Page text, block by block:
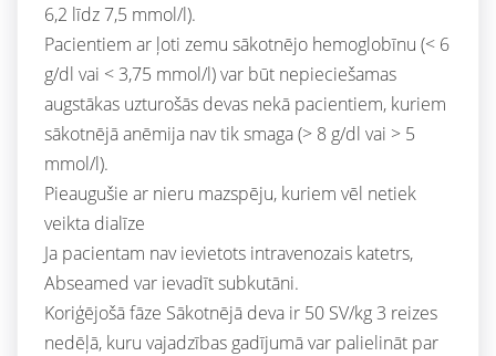
6,2 līdz 7,5 mmol/l).
Pacientiem ar ļoti zemu sākotnējo hemoglobīnu (< 6
g/dl vai < 3,75 mmol/l) var būt nepieciešamas
augstākas uzturošās devas nekā pacientiem, kuriem
sākotnējā anēmija nav tik smaga (> 8 g/dl vai > 5
mmol/l).
Pieaugušie ar nieru mazspēju, kuriem vēl netiek
veikta dialīze
Ja pacientam nav ievietots intravenozais katetrs,
Abseamed var ievadīt subkutāni.
Koriģējošā fāze Sākotnējā deva ir 50 SV/kg 3 reizes
nedēļā, kuru vajadzības gadījumā var palielināt par